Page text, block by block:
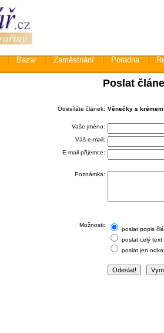
Bazar Zaměstnání Poradna
Poslat
Odesíláte článek: Věnečky s krémem
Vaše jméno:
Váš e-mail:
E-mail příjemce:
Poznámka:
Možnosti:
poslat popis
poslat celý text
poslat jen